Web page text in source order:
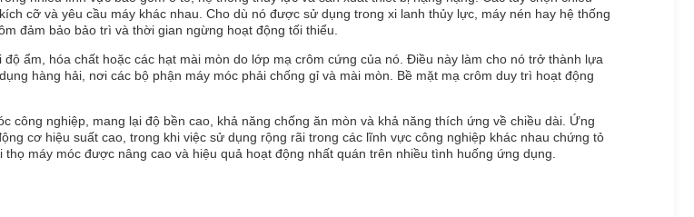
cỡ và yêu cầu máy khác nhau. Cho dù nó được sử dụng trong xi lanh thủy lực, máy nén hay hệ thống
đảm bảo bảo trì và thời gian ngừng hoạt động tối thiểu.
ẩm, hóa chất hoặc các hạt mài mòn do lớp mạ crôm cứng của nó. Điều này làm cho nó trở thành lựa
hàng hải, nơi các bộ phận máy móc phải chống gỉ và mài mòn. Bề mặt mạ crôm duy trì hoạt động
công nghiệp, mang lại độ bền cao, khả năng chống ăn mòn và khả năng thích ứng về chiều dài. Ứng
cơ hiệu suất cao, trong khi việc sử dụng rộng rãi trong các lĩnh vực công nghiệp khác nhau chứng tỏ
máy móc được nâng cao và hiệu quả hoạt động nhất quán trên nhiều tình huống ứng dụng.